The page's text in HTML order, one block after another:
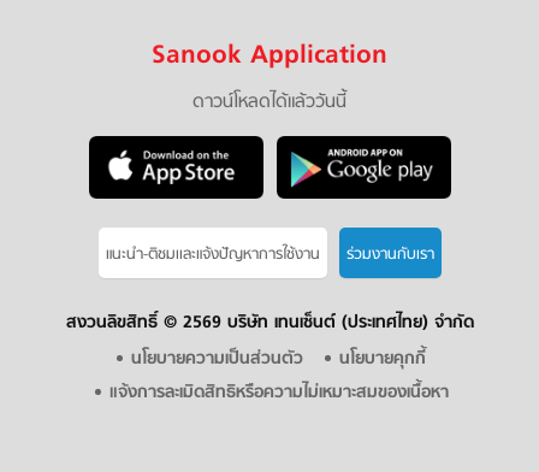
Sanook Application
ดาวน์โหลดได้แล้ววันนี้
แนะนำ-ติชมเเละแจ้งปัญหาการใช้งาน ร่วมงานกับเรา
สงวนลิขสิทธิ์ © 2569 บริษัท เทนเซ็นต์ (ประเทศไทย) จำกัด
นโยบายความเป็นส่วนตัว
นโยบายคุกกี้
แจ้งการละเมิดสิทธิหรือความไม่เหมาะสมของเนื้อหา